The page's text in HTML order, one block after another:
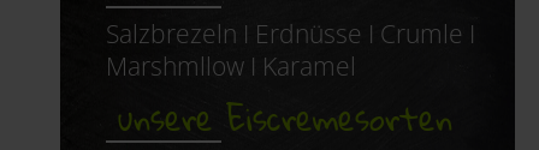
Salzbrezeln I Erdnüsse I Crumle I
Marshmllow I Karamel
unsere Eiscremesorten